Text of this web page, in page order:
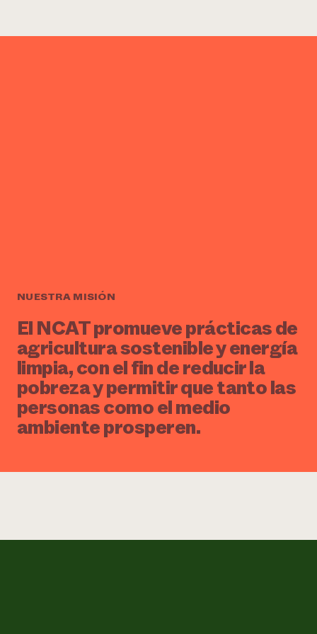
NUESTRA MISIÓN
El NCAT promueve prácticas de
agricultura sostenible y energía
limpia, con el fin de reducir la
pobreza y permitir que tanto las
personas como el medio
ambiente prosperen.